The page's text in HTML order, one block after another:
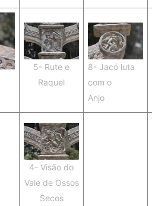
5- Rute e
Raquel
8- Jacó luta
com o
Anjo
4- Visão do
Vale de Ossos
Secos